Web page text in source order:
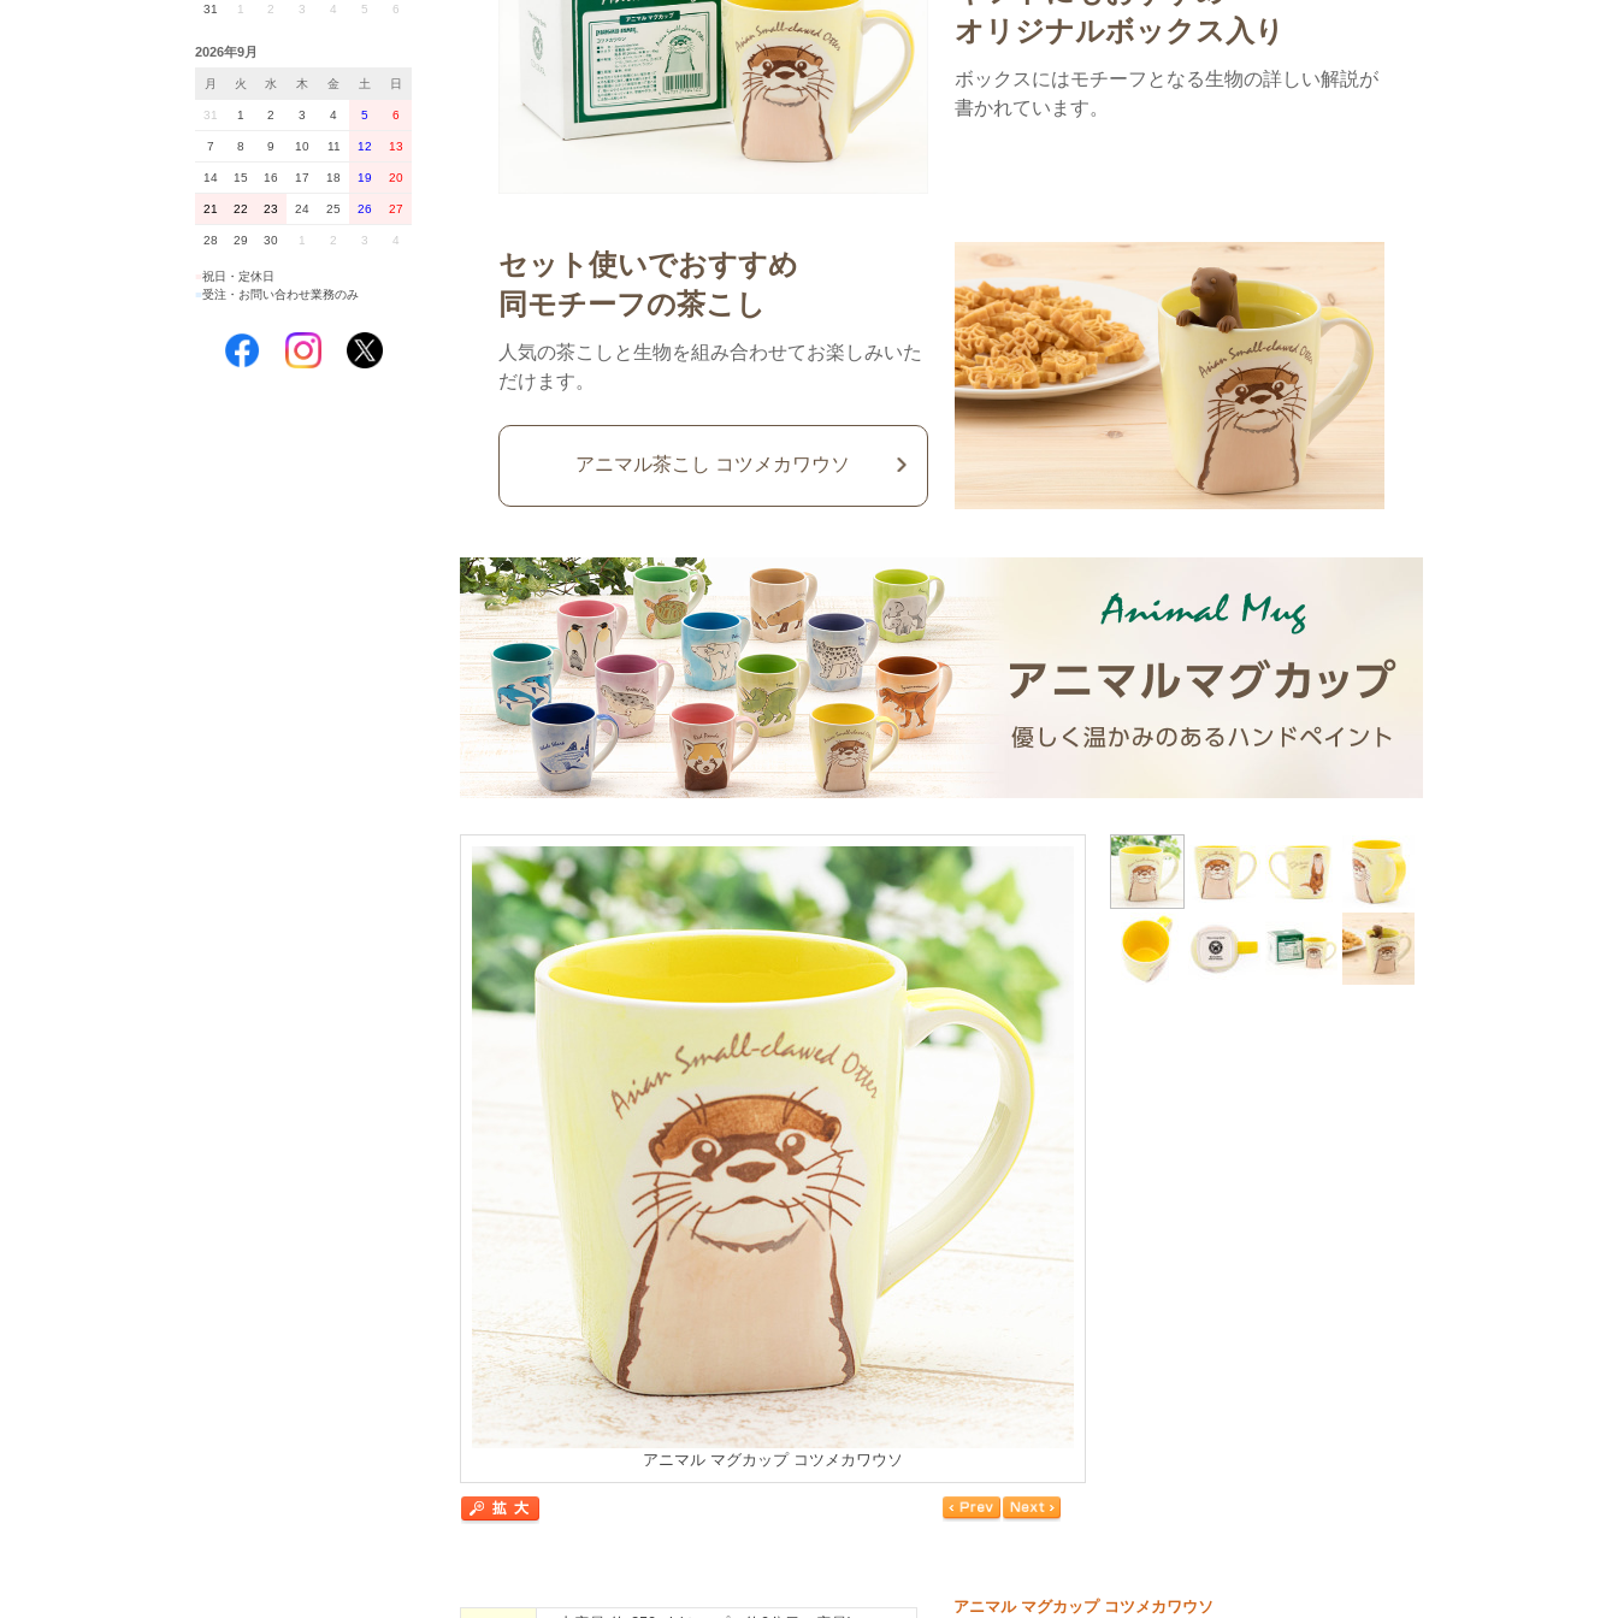
31 1 2 3 4 5 6
2026年9月
月 火 水 木 金 土 日
31 1 2 3 4 5 6
7 8 9 10 11 12 13
14 15 16 17 18 19 20
21 22 23 24 25 26 27
28 29 30 1 2 3 4
祝日・定休日
■受注・お問い合わせ業務のみ
オリジナルボックス入り
ボックスにはモチーフとなる生物の詳しい解説が
書かれています。
セット使いでおすすめ
同モチーフの茶こし
人気の茶こしと生物を組み合わせてお楽しみいた
だけます。
アニマル茶こし コツメカワウソ
アニマル マグカップ コツメカワウソ
アニマル マグカップ コツメカワウソ